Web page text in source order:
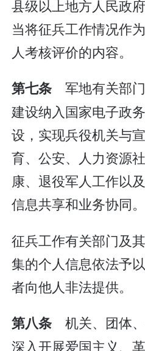
县级以上地方人民政
当将征兵工作情况作
人考核评价的内容。
第七条 军地有关部
建设纳入国家电子政
设，实现兵役机关与
育、公安、人力资源
康、退役军人工作以
信息共享和业务协同。
征兵工作有关部门及
集的个人信息依法予
者向他人非法提供。
第八条 机关、团体
深入开展爱国主义、